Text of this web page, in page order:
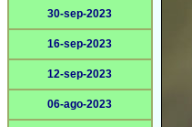
30-sep-2023
16-sep-2023
12-sep-2023
06-ago-2023